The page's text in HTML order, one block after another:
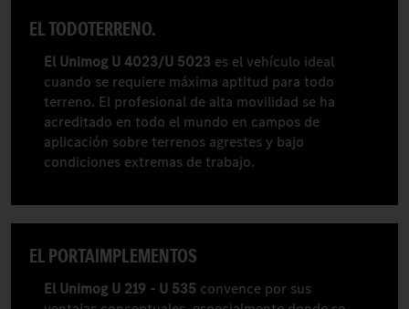
EL TODOTERRENO.
El Unimog U 4023/U 5023 es el vehículo ideal
cuando se requiere máxima aptitud para todo
terreno. El profesional de alta movilidad se ha
acreditado en todo el mundo en campos de
aplicación sobre terrenos agrestes y bajo
condiciones extremas de trabajo.
EL PORTAIMPLEMENTOS
El Unimog U 219 - U 535 convence por sus